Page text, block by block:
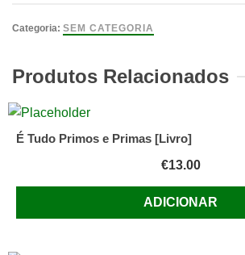
Grande
Shirley
Hazzard
Categoria: SEM CATEGORIA
Produtos Relacionados
É Tudo Primos e Primas [Livro]
€13.00
ADICIONAR